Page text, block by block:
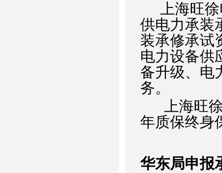
上海旺徐
供电力承装
装承修承试
电力设备供
备升级、电
务。
上海旺徐
年质保终身
华东局申报